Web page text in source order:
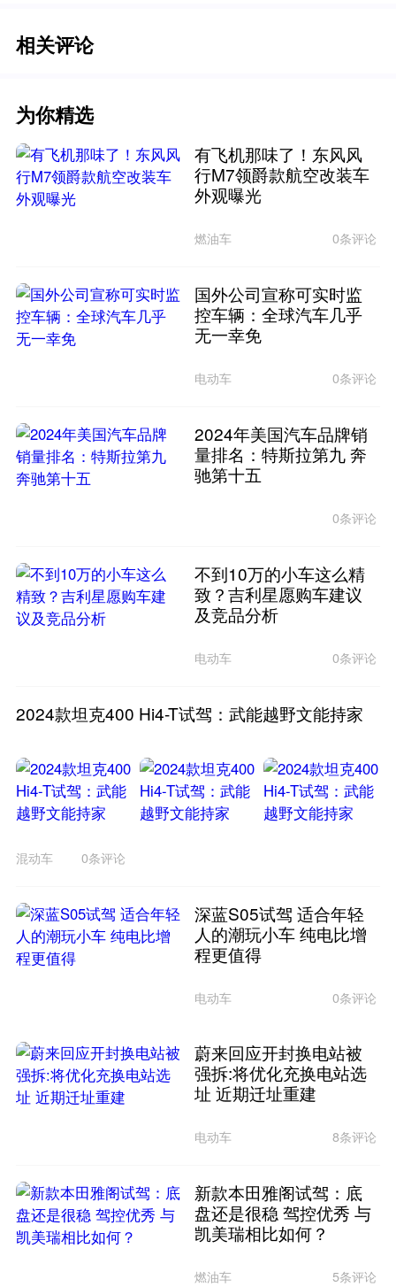
相关评论
为你精选
有飞机那味了！东风风
行M7领爵款航空改装车
外观曝光
燃油车 0条评论
国外公司宣称可实时监
控车辆：全球汽车几乎
无一幸免
电动车 0条评论
2024年美国汽车品牌销
量排名：特斯拉第九 奔
驰第十五
0条评论
不到10万的小车这么精
致？吉利星愿购车建议
及竞品分析
电动车 0条评论
2024款坦克400 Hi4-T试驾：武能越野文能持家
混动车 0条评论
深蓝S05试驾 适合年轻
人的潮玩小车 纯电比增
程更值得
电动车 0条评论
蔚来回应开封换电站被
强拆:将优化充换电站选
址 近期迁址重建
电动车 8条评论
新款本田雅阁试驾：底
盘还是很稳 驾控优秀 与
凯美瑞相比如何？
燃油车 5条评论